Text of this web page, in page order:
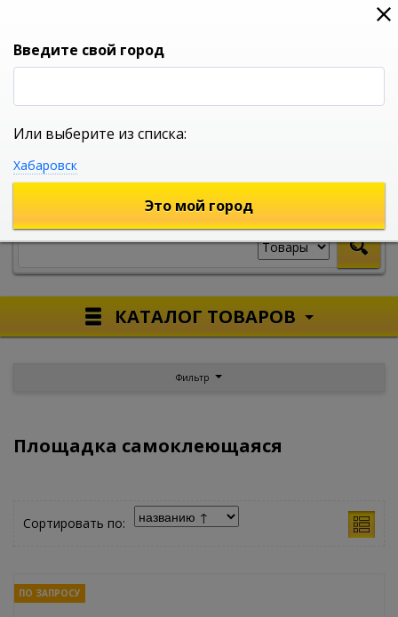
0
УНИВЕРСАЛЬНЫЙ ИНТЕРНЕТ МАГАЗИН
КАТАЛОГ ТОВАРОВ
Фильтр
Площадка самоклеющаяся
Сортировать по:
ПО ЗАПРОСУ
Введите свой город
Или выберите из списка:
Хабаровск
Это мой город